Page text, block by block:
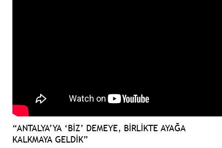
“ANTALYA’YA ‘BİZ’ DEMEYE, BİRLİKTE AYAĞA
KALKMAYA GELDİK”